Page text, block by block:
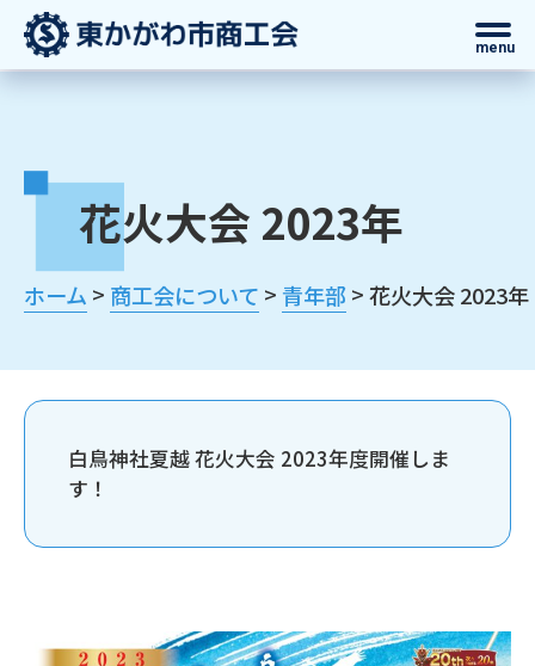
menu
花火大会 2023年
ホーム > 商工会について > 青年部 >花火大会 2023年
白鳥神社夏越 花火大会 2023年度開催しま
す！